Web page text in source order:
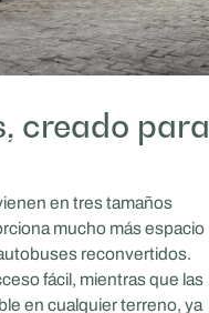
creado para
en tres tamaños
mucho más espacio
reconvertidos.
fácil, mientras que las
en cualquier terreno, ya